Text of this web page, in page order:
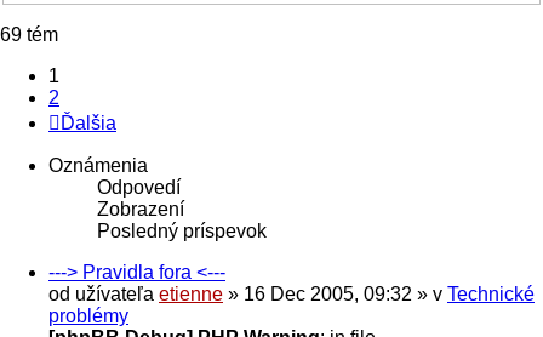
69 tém
1
2
Ďalšia
Oznámenia
Odpovedí
Zobrazení
Posledný príspevok
---> Pravidla fora <---
od užívateľa etienne » 16 Dec 2005, 09:32 » v Technické
problémy